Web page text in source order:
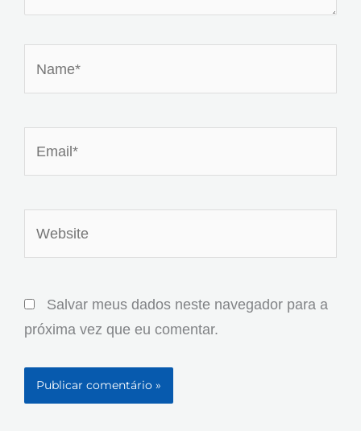
Salvar meus dados neste navegador para a
próxima vez que eu comentar.